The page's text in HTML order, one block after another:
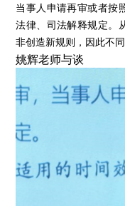
当事人申请再审或者按
法律、司法解释规定。
非创造新规则，因此不
姚辉老师与谈